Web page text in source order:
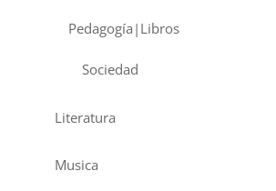
Pedagogía|Libros
Sociedad
Literatura
Musica